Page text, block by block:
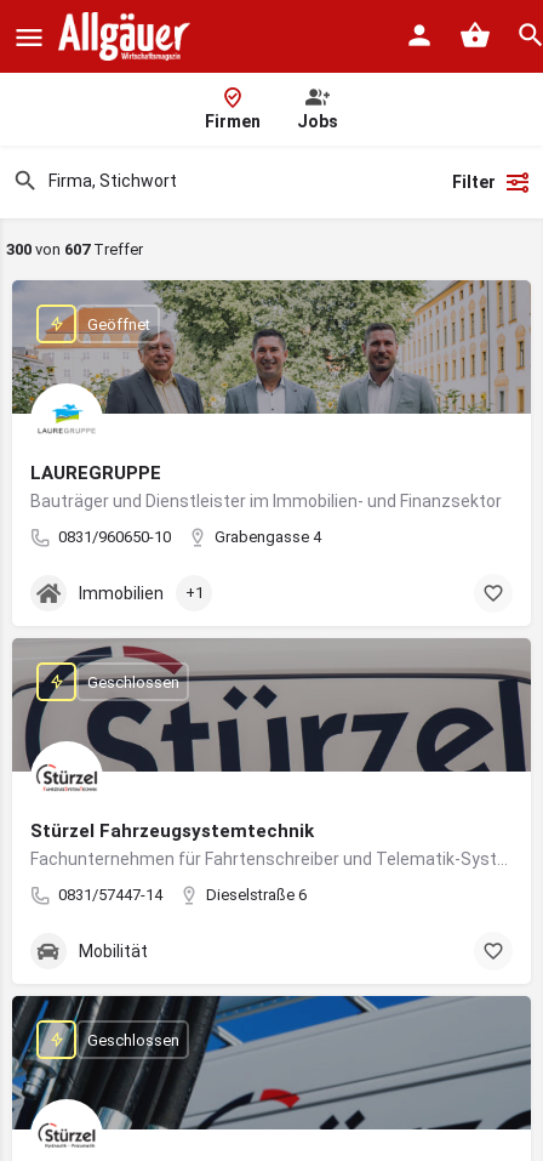
Firmen Jobs
Filter
300 von 607Treffer
LAUREGRUPPE
Bauträger und Dienstleister im Immobilien- und Finanzsektor
0831/960650-10 Grabengasse 4
Geöffnet
Immobilien +1
Stürzel Fahrzeugsystemtechnik
0831/57447-14 Dieselstraße 6
Geschlossen
Mobilität
Geschlossen